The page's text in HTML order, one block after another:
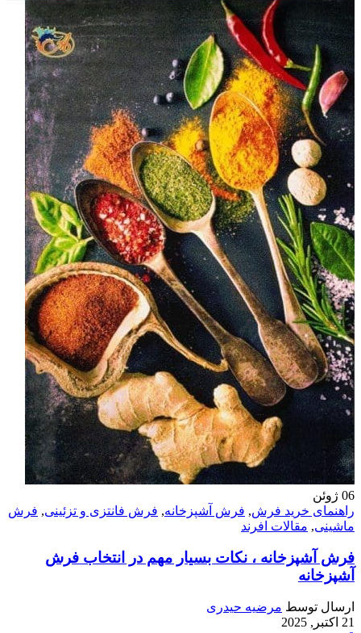
06 ژوئن
راهنمای خرید فرش, فرش آشپزخانه, فرش فانتزی و تزئینی, فرش
ماشینی, مقالات افرند
فرش آشپزخانه ، نکات بسیار مهم در انتخاب فرش
آشپزخانه
ارسال توسط مرضیه حیدری
21 اکتبر, 2025